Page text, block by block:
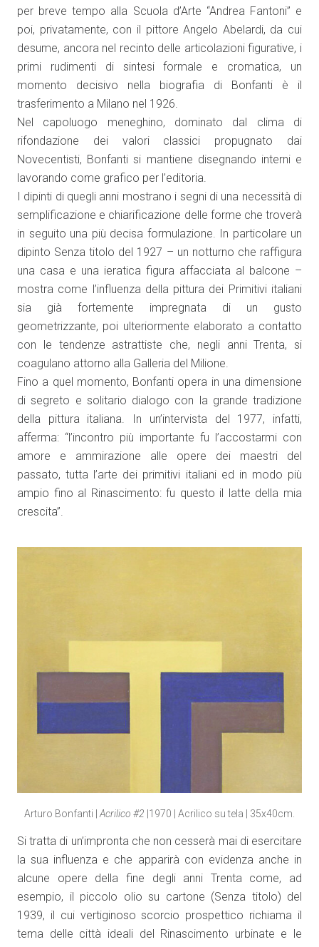
per breve tempo alla Scuola d’Arte “Andrea Fantoni” e
poi, privatamente, con il pittore Angelo Abelardi, da cui
desume, ancora nel recinto delle articolazioni figurative, i
primi rudimenti di sintesi formale e cromatica, un
momento decisivo nella biografia di Bonfanti è il
trasferimento a Milano nel 1926.
Nel capoluogo meneghino, dominato dal clima di
rifondazione dei valori classici propugnato dai
Novecentisti, Bonfanti si mantiene disegnando interni e
lavorando come grafico per l’editoria.
I dipinti di quegli anni mostrano i segni di una necessità di
semplificazione e chiarificazione delle forme che troverà
in seguito una più decisa formulazione. In particolare un
dipinto Senza titolo del 1927 – un notturno che raffigura
una casa e una ieratica figura affacciata al balcone –
mostra come l’influenza della pittura dei Primitivi italiani
sia già fortemente impregnata di un gusto
geometrizzante, poi ulteriormente elaborato a contatto
con le tendenze astrattiste che, negli anni Trenta, si
coagulano attorno alla Galleria del Milione.
Fino a quel momento, Bonfanti opera in una dimensione
di segreto e solitario dialogo con la grande tradizione
della pittura italiana. In un’intervista del 1977, infatti,
afferma: “l’incontro più importante fu l’accostarmi con
amore e ammirazione alle opere dei maestri del
passato, tutta l’arte dei primitivi italiani ed in modo più
ampio fino al Rinascimento: fu questo il latte della mia
crescita”.
Arturo Bonfanti | Acrilico #2 |1970 | Acrilico su tela | 35x40cm.
Si tratta di un’impronta che non cesserà mai di esercitare
la sua influenza e che apparirà con evidenza anche in
alcune opere della fine degli anni Trenta come, ad
esempio, il piccolo olio su cartone (Senza titolo) del
1939, il cui vertiginoso scorcio prospettico richiama il
tema delle città ideali del Rinascimento urbinate e le